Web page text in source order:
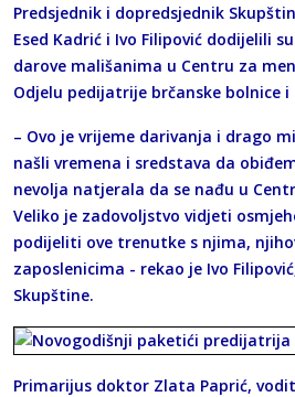
Predsjednik i dopredsjednik
Esed Kadrić i Ivo Filipović dodijelili
darove mališanima u Centru za
Odjelu pedijatrije brčanske bolnice i
– Ovo je vrijeme darivanja i drago
našli vremena i sredstava da
nevolja natjerala da se nađu u
Veliko je zadovoljstvo vidjeti
podijeliti ove trenutke s njima,
zaposlenicima - rekao je Ivo
Skupštine.
Primarijus doktor Zlata Paprić,